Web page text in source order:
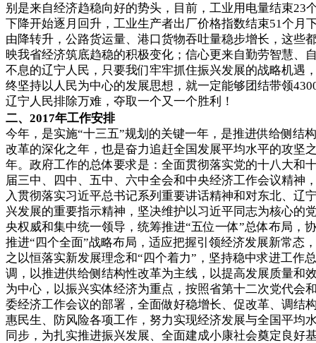
别是来自经济趋稳向好的势头，目前，工业用电量结束23
下降开始逐月回升，工业生产者出厂价格指数结束51个月
由降转升，公路货运量、港口货物吞吐量稳步增长，这些
映我省经济筑底趋稳的积极变化；信心更来自勤劳智慧、
不息的辽宁人民，只要我们牢牢抓住振兴发展的战略机遇
终坚持以人民为中心的发展思想，就一定能够团结带领
辽宁人民排除万难，夺取一个又一个胜利！
二、 2017年工作安排
今年，是实施“十三五”规划的关键一年，是推进供给侧结
改革的深化之年，也是奋力追赶全国发展平均水平的攻坚
年。政府工作的总体要求是：全面贯彻落实党的十八大和
届三中、四中、五中、六中全会和中央经济工作会议精神
入贯彻落实习近平总书记系列重要讲话精神和对东北、辽
兴发展的重要指示精神，坚决维护以习近平同志为核心的
央权威和集中统一领导，统筹推进“五位一体”总体布局，
推进“四个全面”战略布局，适应把握引领经济发展新常态
之以恒落实新发展理念和“四个着力”，坚持稳中求进工作
调，以推进供给侧结构性改革为主线，以提高发展质量和
为中心，以振兴实体经济为重点，按照省第十二次党代会
委经济工作会议的部署，全面做好稳增长、促改革、调结
惠民生、防风险各项工作，努力实现经济发展与全国平均
同步，为扎实推进振兴发展、全面建成小康社会奠定良好